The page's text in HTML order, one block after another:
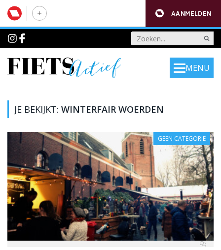
AANMELDEN
MENU
JE BEKIJKT: WINTERFAIR WOERDEN
GEEN CATEGORIE